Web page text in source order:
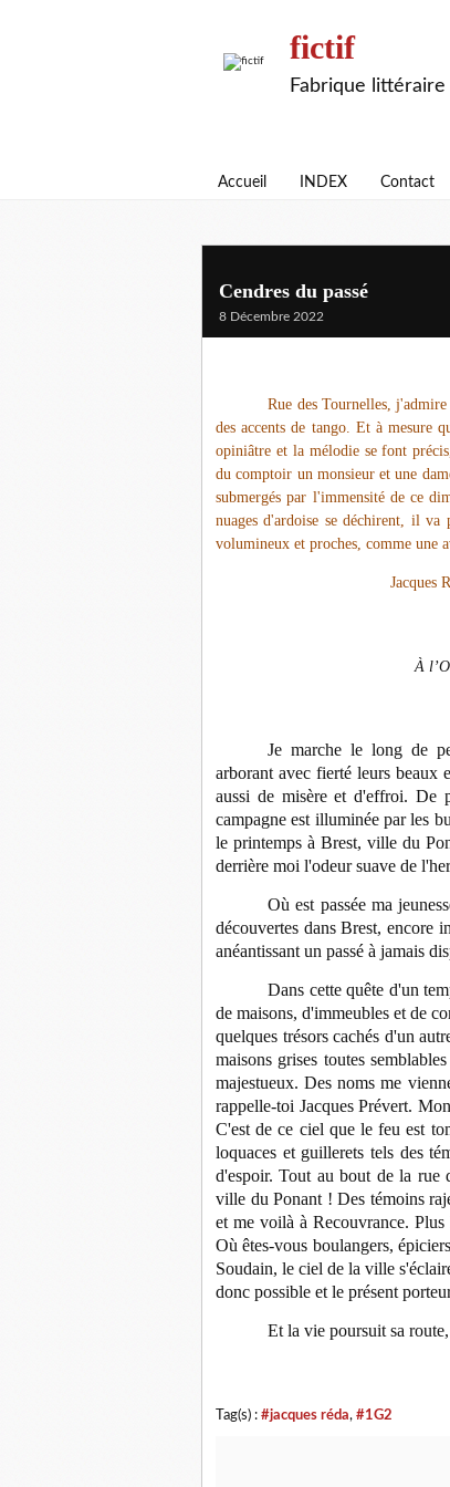
fictif
Fabrique
Accueil INDEX Contact
Cendres du passé
8 Décembre 2022
Rue des Tournelles,
des accents de tango. Et à mesure
opiniâtre et la mélodie se font
du comptoir un monsieur et une
submergés par l'immensité de ce
nuages d'ardoise se déchirent, il
volumineux et proches, comme une
Jacques
À
Je marche le long de
arborant avec fierté leurs beaux
aussi de misère et d'effroi. De
campagne est illuminée par les
le printemps à Brest, ville du
derrière moi l'odeur suave de
Où est passée ma
découvertes dans Brest, encore
anéantissant un passé à jamais
Dans cette quête d'un
de maisons, d'immeubles et de
quelques trésors cachés d'un
maisons grises toutes
majestueux. Des noms me
rappelle-toi Jacques Prévert.
C'est de ce ciel que le feu est
loquaces et guillerets tels des
d'espoir. Tout au bout de la rue
ville du Ponant ! Des témoins
et me voilà à Recouvrance.
Où êtes-vous boulangers,
Soudain, le ciel de la ville
donc possible et le présent
Et la vie poursuit sa
Tag(s) : #jacques réda, #1G2